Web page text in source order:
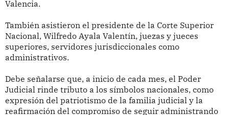
Valencia.
También asistieron el presidente de la Corte Superior
Nacional, Wilfredo Ayala Valentín, juezas y jueces
superiores, servidores jurisdiccionales como
administrativos.
Debe señalarse que, a inicio de cada mes, el Poder
Judicial rinde tributo a los símbolos nacionales, como
expresión del patriotismo de la familia judicial y la
reafirmación del compromiso de seguir administrando